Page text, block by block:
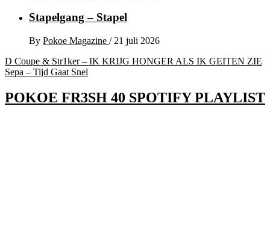
Stapelgang – Stapel
By Pokoe Magazine / 21 juli 2026
Bericht
navigatie
D Coupe & Str1ker – IK KRIJG HONGER ALS IK GEITEN ZIE
Sepa – Tijd Gaat Snel
POKOE FR3SH 40 SPOTIFY PLAYLIST